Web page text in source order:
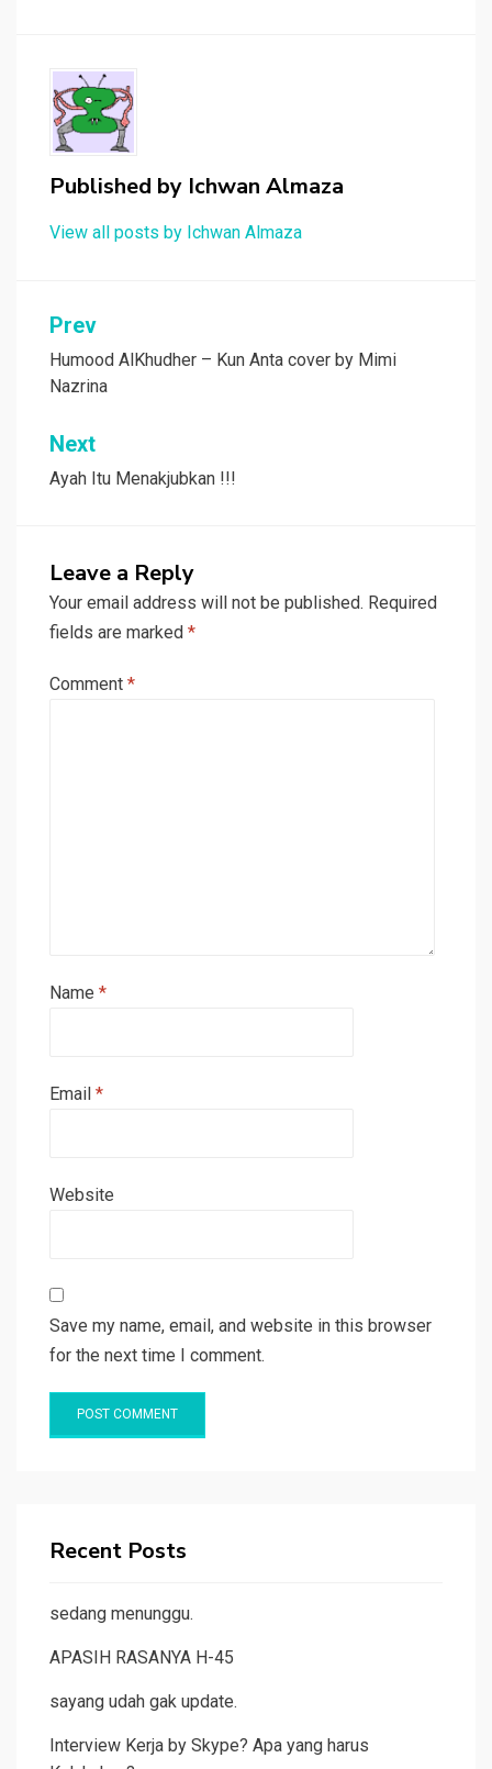
Published by Ichwan Almaza
View all posts by Ichwan Almaza
Post
navigation
Prev
Humood AlKhudher – Kun Anta cover by Mimi
Nazrina
Next
Ayah Itu Menakjubkan !!!
Leave a Reply
Your email address will not be published. Required
fields are marked *
Comment *
Name *
Email *
Website
Save my name, email, and website in this browser
for the next time I comment.
Recent Posts
sedang menunggu.
APASIH RASANYA H-45
sayang udah gak update.
Interview Kerja by Skype? Apa yang harus